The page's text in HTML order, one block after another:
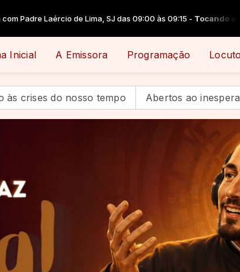
Lima, SJ das 09:00 às 09:15 -Tocando agora: 14 - A tua
Inicial A Emissora Programação
tempo Abertos ao inesperado de Deus: o